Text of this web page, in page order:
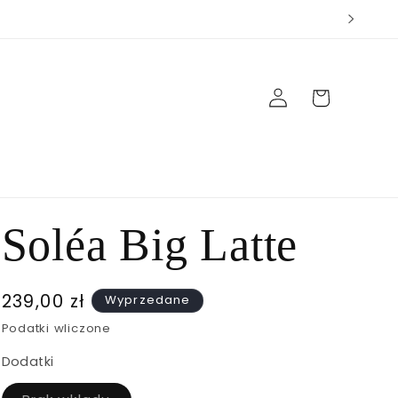
Zaloguj
się
Koszyk
Soléa Big Latte
Cena
regularna
239,00 zł
Wyprzedane
Podatki wliczone
Dodatki